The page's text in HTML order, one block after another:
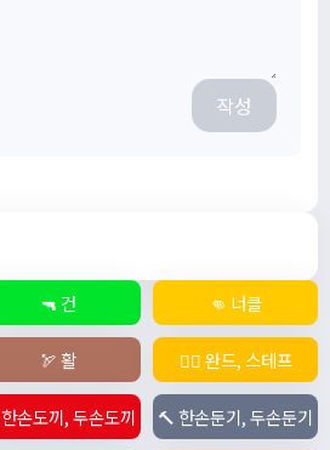
작성
🔫 건 👊 너클
🏹 활 🧙‍♀️ 완드, 스테프
손도끼, 두손도끼 🔨 한손둔기, 두손둔기